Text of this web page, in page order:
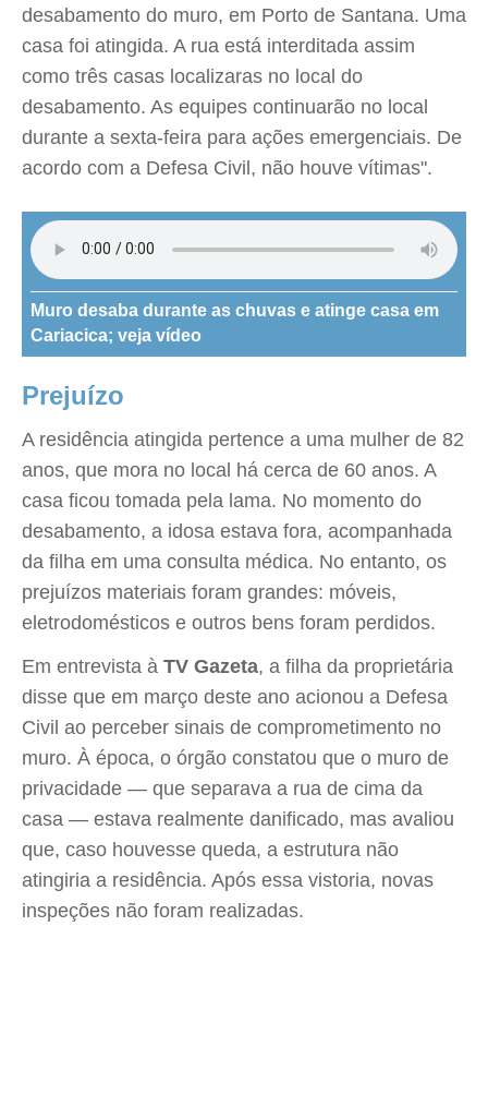
desabamento do muro, em Porto de Santana. Uma
casa foi atingida. A rua está interditada assim
como três casas localizaras no local do
desabamento. As equipes continuarão no local
durante a sexta-feira para ações emergenciais. De
acordo com a Defesa Civil, não houve vítimas".
Muro desaba durante as chuvas e atinge casa em
Cariacica; veja vídeo
Prejuízo
A residência atingida pertence a uma mulher de 82
anos, que mora no local há cerca de 60 anos. A
casa ficou tomada pela lama. No momento do
desabamento, a idosa estava fora, acompanhada
da filha em uma consulta médica. No entanto, os
prejuízos materiais foram grandes: móveis,
eletrodomésticos e outros bens foram perdidos.
Em entrevista à TV Gazeta, a filha da proprietária
disse que em março deste ano acionou a Defesa
Civil ao perceber sinais de comprometimento no
muro. À época, o órgão constatou que o muro de
privacidade — que separava a rua de cima da
casa — estava realmente danificado, mas avaliou
que, caso houvesse queda, a estrutura não
atingiria a residência. Após essa vistoria, novas
inspeções não foram realizadas.